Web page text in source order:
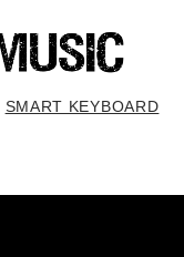
SMART KEYBOARD